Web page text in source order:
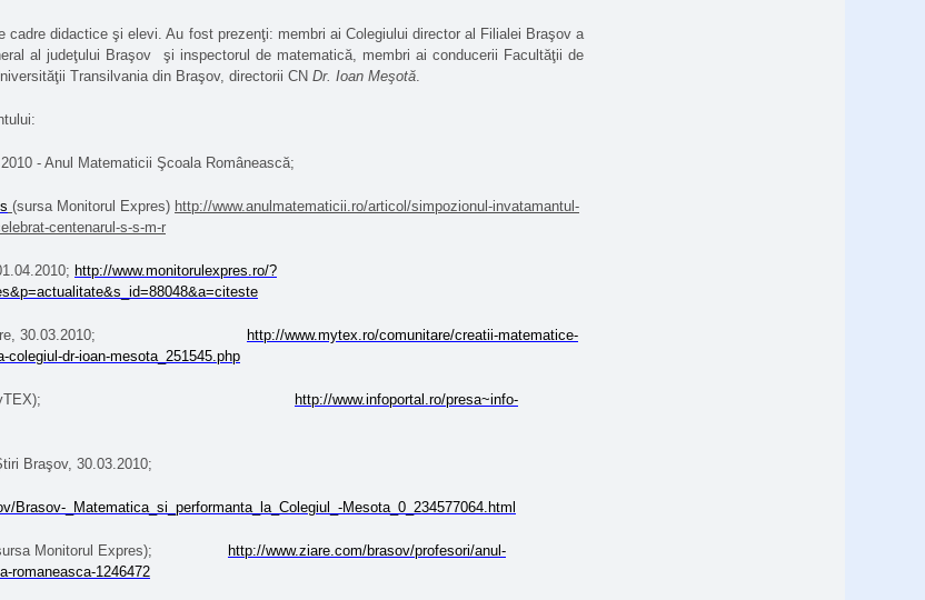
cadre didactice şi elevi. Au fost prezenţi: membri ai Colegiului director al Filialei Braşov a
al judeţului Braşov
şi inspectorul de matematică, membri ai conducerii Facultăţii de
Transilvania din Braşov, directorii CN Dr. Ioan Meşotă.
- Anul Matematicii Şcoala Românească;
(sursa Monitorul Expres) http://www.anulmatematicii.ro/articol/simpozionul-invatamantul-
centenarul-s-s-m-r
http://www.monitorulexpres.ro/?
30.03.2010;
http://www.mytex.ro/comunitare/creatii-matematice-
colegiul-dr-ioan-mesota_251545.php
http://www.infoportal.ro/presa~info-
Braşov, 30.03.2010;
Brasov-_Matematica_si_performanta_la_Colegiul_-Mesota_0_234577064.html
Monitorul Expres);
http://www.ziare.com/brasov/profesori/anul-
romaneasca-1246472